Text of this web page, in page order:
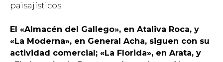
paisajísticos.
El «Almacén del Gallego», en Ataliva Roca, y
«La Moderna», en General Acha, siguen con su
actividad comercial; «La Florida», en Arata, y